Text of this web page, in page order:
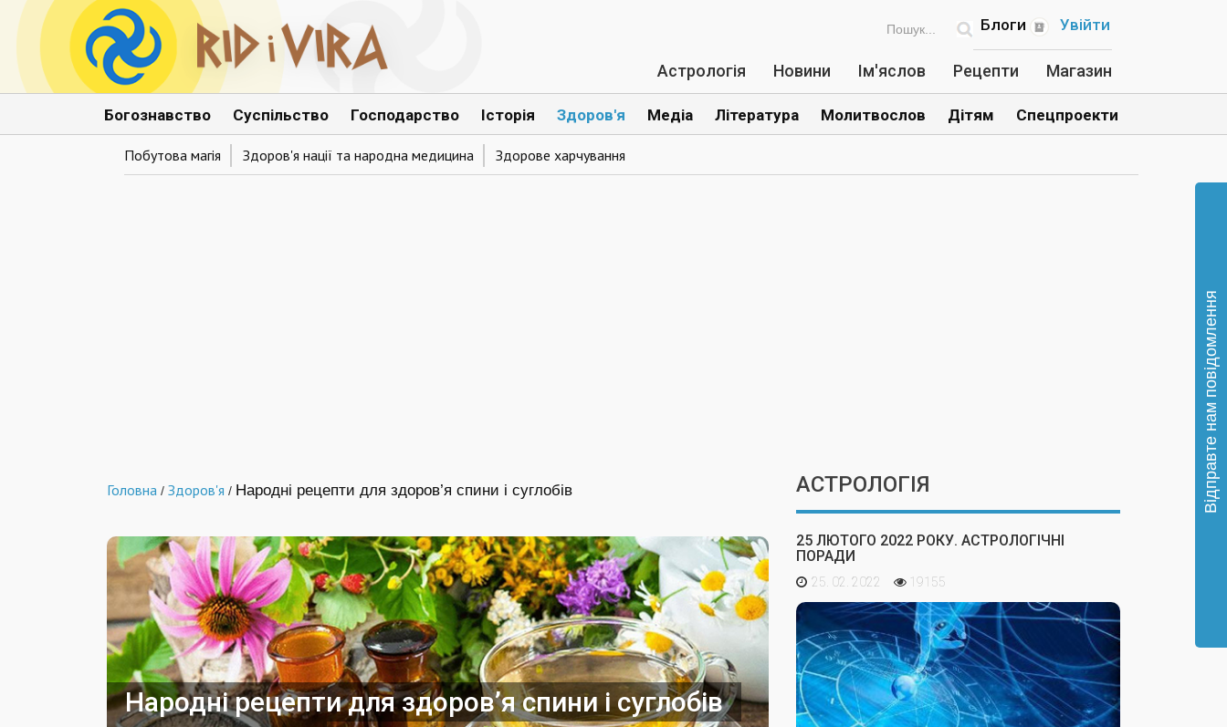
Увійти
Блоги
Астрологія Новини Ім'яслов Рецепти Магазин
Богознавство Суспільство Господарство Історія Здоров'я
Побутова магія Здоров'я нації та народна медицина Здорове харчування
Медіа Література Молитвослов Дітям Спецпроекти
Головна / Здоров'я / Народні рецепти для здоров’я спини і суглобів
Народні рецепти для здоров’я спини і суглобів
АСТРОЛОГІЯ
25 ЛЮТОГО 2022 РОКУ. АСТРОЛОГІЧНІ
ПОРАДИ
25. 02. 2022 19155
Відправте нам повідомлення